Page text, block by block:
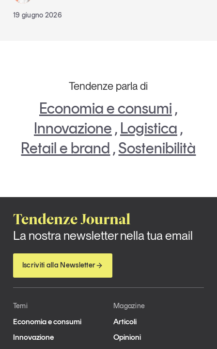
19 giugno 2026
Tendenze parla di
Economia e consumi ,
Innovazione , Logistica ,
Retail e brand ,Sostenibilità
Tendenze Journal
La nostra newsletter nella tua email
Iscriviti alla Newsletter
Temi
Economia e consumi
Innovazione
Magazine
Articoli
Opinioni